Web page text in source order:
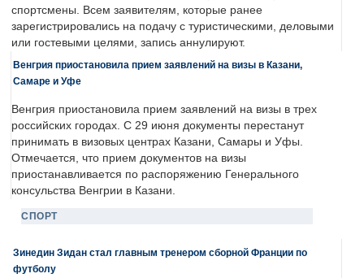
спортсмены. Всем заявителям, которые ранее
зарегистрировались на подачу с туристическими, деловыми
или гостевыми целями, запись аннулируют.
Венгрия приостановила прием заявлений на визы в Казани,
Самаре и Уфе
Венгрия приостановила прием заявлений на визы в трех
российских городах. С 29 июня документы перестанут
принимать в визовых центрах Казани, Самары и Уфы.
Отмечается, что прием документов на визы
приостанавливается по распоряжению Генерального
консульства Венгрии в Казани.
СПОРТ
Зинедин Зидан стал главным тренером сборной Франции по
футболу